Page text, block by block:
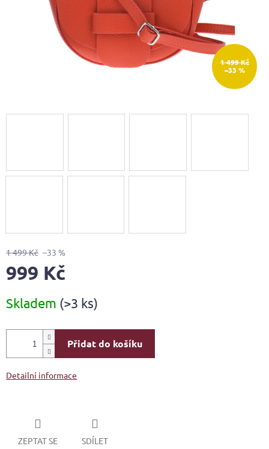
1 499 Kč
–33 %
1 499 Kč –33 %
999 Kč
cena:
Skladem (>3 ks)
Přidat do košíku
Detailní informace
ZEPTAT SE SDÍLET